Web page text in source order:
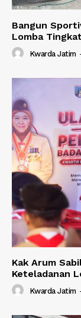
Bangun
Lomba
Kwarda Jatim
Kak Arum
Keteladanan
Kwarda Jatim